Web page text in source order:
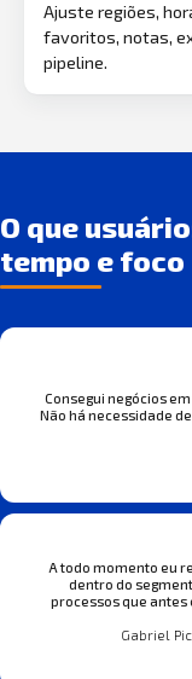
Ajuste regiões,
favoritos, notas,
pipeline.
O que
tempo e foco
Consegui negócios
Não há necessidade
A todo momento eu
dentro do
processos que
Gabriel